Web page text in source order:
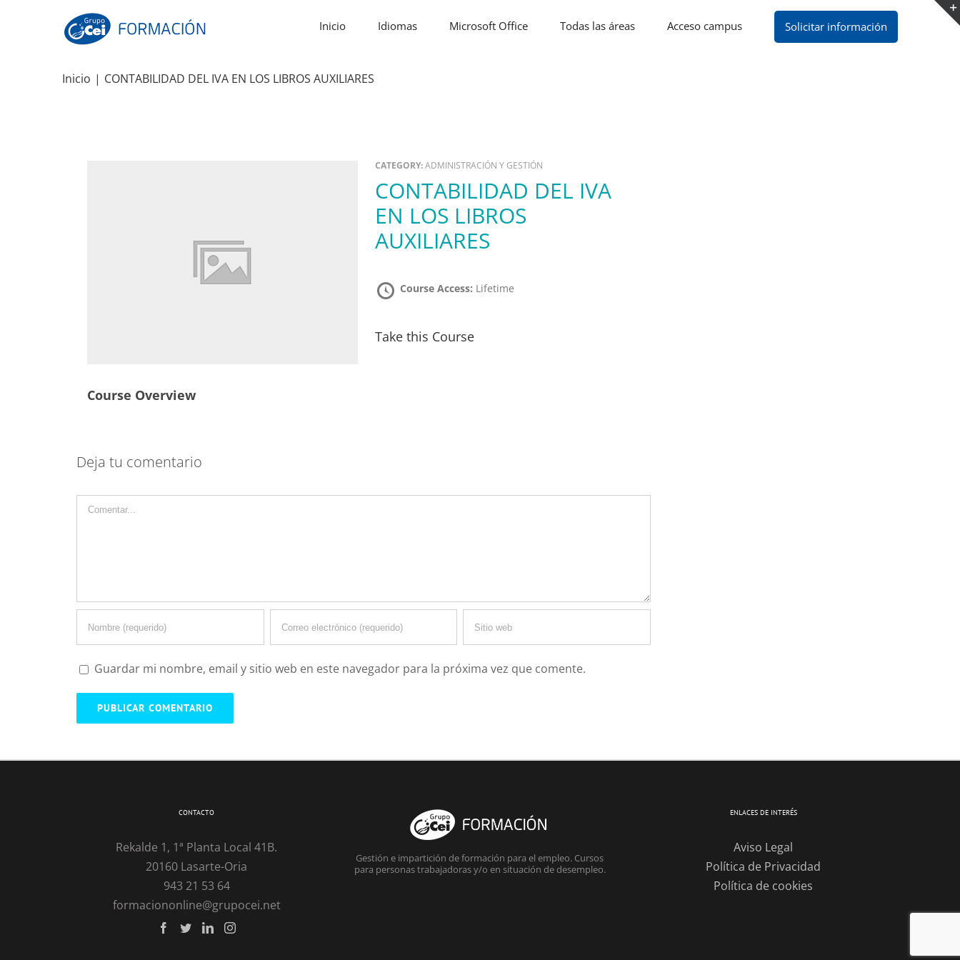
Inicio Idiomas Microsoft Office Todas las áreas Acceso campus Solicitar información
Inicio | CONTABILIDAD DEL IVA EN LOS LIBROS AUXILIARES
CATEGORY:ADMINISTRACIÓN Y GESTIÓN
CONTABILIDAD DEL IVA
EN LOS LIBROS
AUXILIARES
Course Access: Lifetime
Take this Course
Course Overview
Deja tu comentario
Comentar
Guardar mi nombre, email y sitio web en este navegador para la próxima vez que comente.
CONTACTO
Rekalde 1, 1ª Planta Local 41B.
20160 Lasarte-Oria
943 21 53 64
formaciononline@grupocei.net
Gestión e impartición de formación para el empleo. Cursos
para personas trabajadoras y/o en situación de desempleo.
ENLACES DE INTERÉS
Aviso Legal
Política de Privacidad
Política de cookies